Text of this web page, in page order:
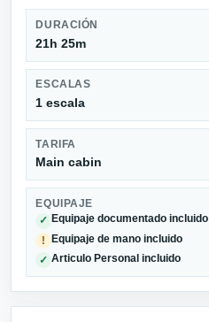
DURACIÓN
21h 25m
ESCALAS
1 escala
TARIFA
Main cabin
EQUIPAJE
✓ Equipaje documentado incluido
! Equipaje de mano incluido
✓ Articulo Personal incluido